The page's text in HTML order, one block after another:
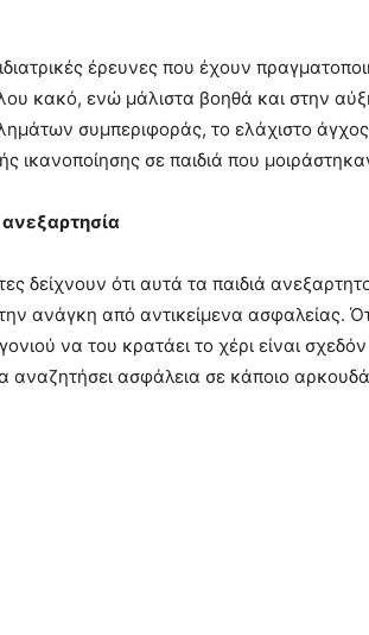
έρευνες που έχουν
κακό, ενώ μάλιστα βοηθά και στην
συμπεριφοράς, το ελάχιστο
ικανοποίησης σε παιδιά που
ανεξαρτησία
δείχνουν ότι αυτά τα παιδιά
ανάγκη από αντικείμενα ασφαλείας.
να του κρατάει το χέρι είναι
αναζητήσει ασφάλεια σε κάποιο